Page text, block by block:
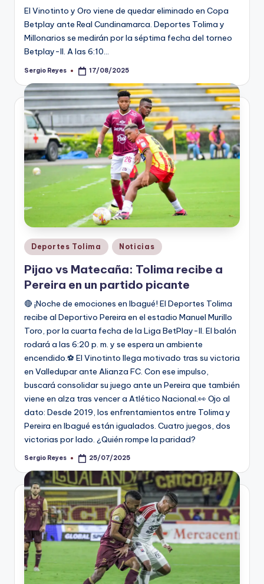
El Vinotinto y Oro viene de quedar eliminado en Copa
Betplay ante Real Cundinamarca. Deportes Tolima y
Millonarios se medirán por la séptima fecha del torneo
Betplay-II. A las 6:10…
Publicado
Sergio Reyes 17/08/2025
Publicado
en
Deportes Tolima Noticias
Pijao vs Matecaña: Tolima recibe a
Pereira en un partido picante
🔴 ¡Noche de emociones en Ibagué! El Deportes Tolima
recibe al Deportivo Pereira en el estadio Manuel Murillo
Toro, por la cuarta fecha de la Liga BetPlay-II. El balón
rodará a las 6:20 p. m. y se espera un ambiente
encendido.⚽ El Vinotinto llega motivado tras su victoria
en Valledupar ante Alianza FC. Con ese impulso,
buscará consolidar su juego ante un Pereira que también
viene en alza tras vencer a Atlético Nacional.👀 Ojo al
dato: Desde 2019, los enfrentamientos entre Tolima y
Pereira en Ibagué están igualados. Cuatro juegos, dos
victorias por lado. ¿Quién rompe la paridad?
Publicado
Sergio Reyes 25/07/2025